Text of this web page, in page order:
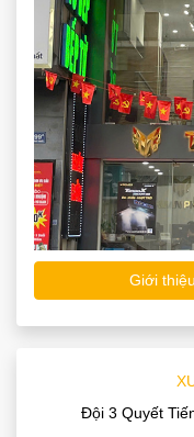
Giới
Đội 3 Quyết